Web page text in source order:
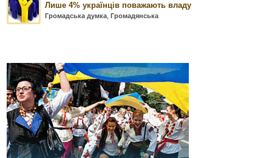
Лише 4% українців поважають владу
Громадська думка Громадянська